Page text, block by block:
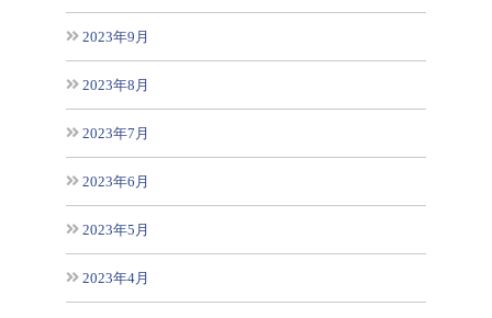
2023年9月
2023年8月
2023年7月
2023年6月
2023年5月
2023年4月